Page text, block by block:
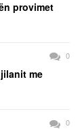
provimet
0
me
0